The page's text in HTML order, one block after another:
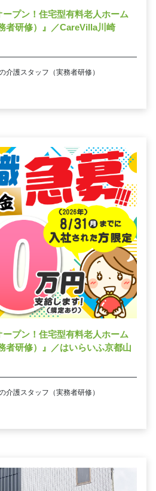
ープン！住宅型有料老人ホーム
者研修）』／CareVilla川崎
介護スタッフ（実務者研修）
ープン！住宅型有料老人ホーム
者研修）』／はいらいふ京都山
介護スタッフ（実務者研修）